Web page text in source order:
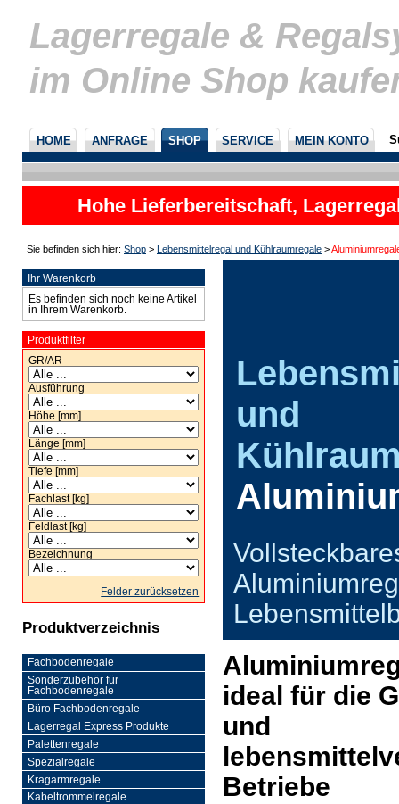
Lagerregale &
im Online Shop
HOME ANFRAGE SHOP SERVICE MEIN KONTO
Hohe Lieferbereitschaft,
nicht
Sie befinden sich hier: Shop > Lebensmittelregal und Kühlraumregale >
Ihr Warenkorb
Es befinden sich noch keine Artikel
in Ihrem Warenkorb.
Produktfilter
GR/AR
Ausführung
Höhe [mm]
Länge [mm]
Tiefe [mm]
Fachlast [kg]
Feldlast [kg]
Bezeichnung
Felder zurücksetzen
Produktverzeichnis
Fachbodenregale
Sonderzubehör für
Fachbodenregale
Büro Fachbodenregale
Lagerregal Express Produkte
Palettenregale
Spezialregale
Kragarmregale
Kabeltrommelregale
und
ideal für die
und
Betriebe